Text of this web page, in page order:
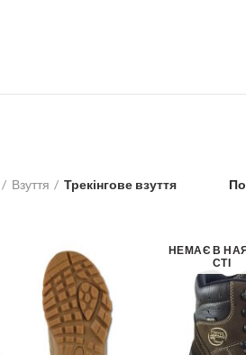
Взуття Трекінгове взуття
НЕМАЄ В
СТІ